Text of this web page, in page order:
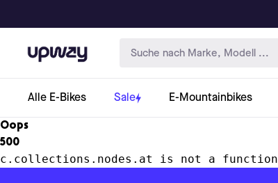
Upway
Alle E-Bikes Sale E-Mountainbikes
Oops
500
c.collections.nodes.at is not a function